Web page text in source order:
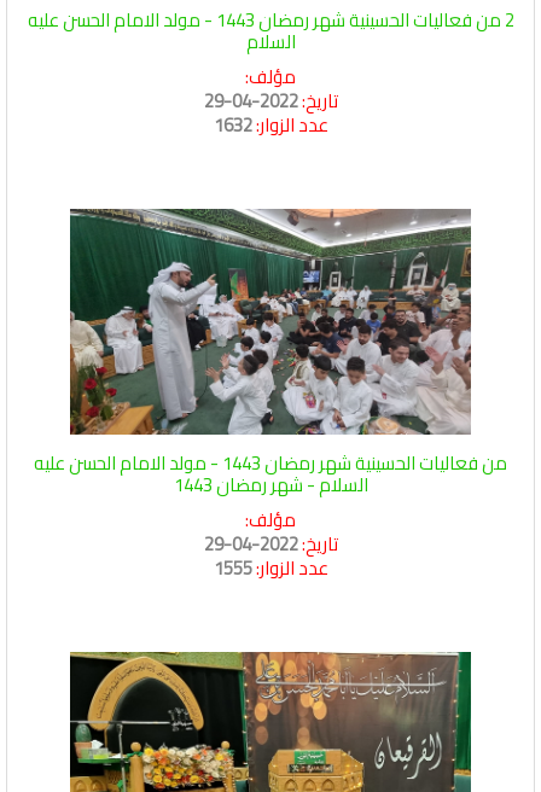
2 من فعاليات الحسينية شهر رمضان 1443 - مولد الامام الحسن عليه
السلام
مؤلف:
تاريخ:2022-04-29
عدد الزوار:1632
من فعاليات الحسينية شهر رمضان 1443 - مولد الامام الحسن عليه
السلام - شهر رمضان 1443
مؤلف:
تاريخ:2022-04-29
عدد الزوار:1555